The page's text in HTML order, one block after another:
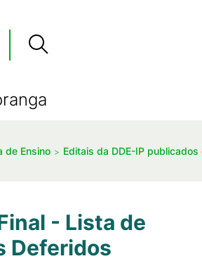
de Ensino Editais da DDE-IP
- Lista de
Deferidos